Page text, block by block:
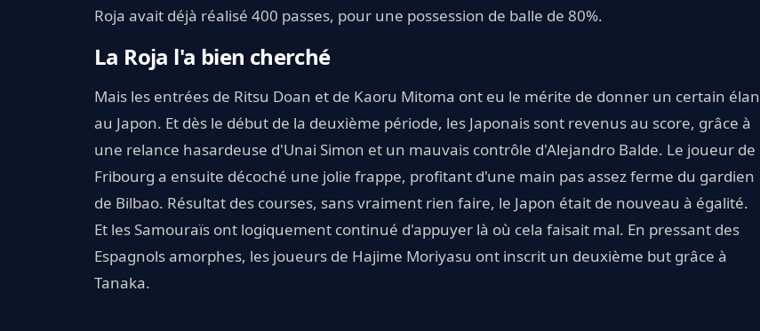
Roja avait déjà réalisé 400 passes, pour une possession de balle de 80%.
La Roja l'a bien cherché
Mais les entrées de Ritsu Doan et de Kaoru Mitoma ont eu le mérite de donner un certain élan
au Japon. Et dès le début de la deuxième période, les Japonais sont revenus au score, grâce à
une relance hasardeuse d'Unai Simon et un mauvais contrôle d'Alejandro Balde. Le joueur de
Fribourg a ensuite décoché une jolie frappe, profitant d'une main pas assez ferme du gardien
de Bilbao. Résultat des courses, sans vraiment rien faire, le Japon était de nouveau à égalité.
Et les Samouraïs ont logiquement continué d'appuyer là où cela faisait mal. En pressant des
Espagnols amorphes, les joueurs de Hajime Moriyasu ont inscrit un deuxième but grâce à
Tanaka.